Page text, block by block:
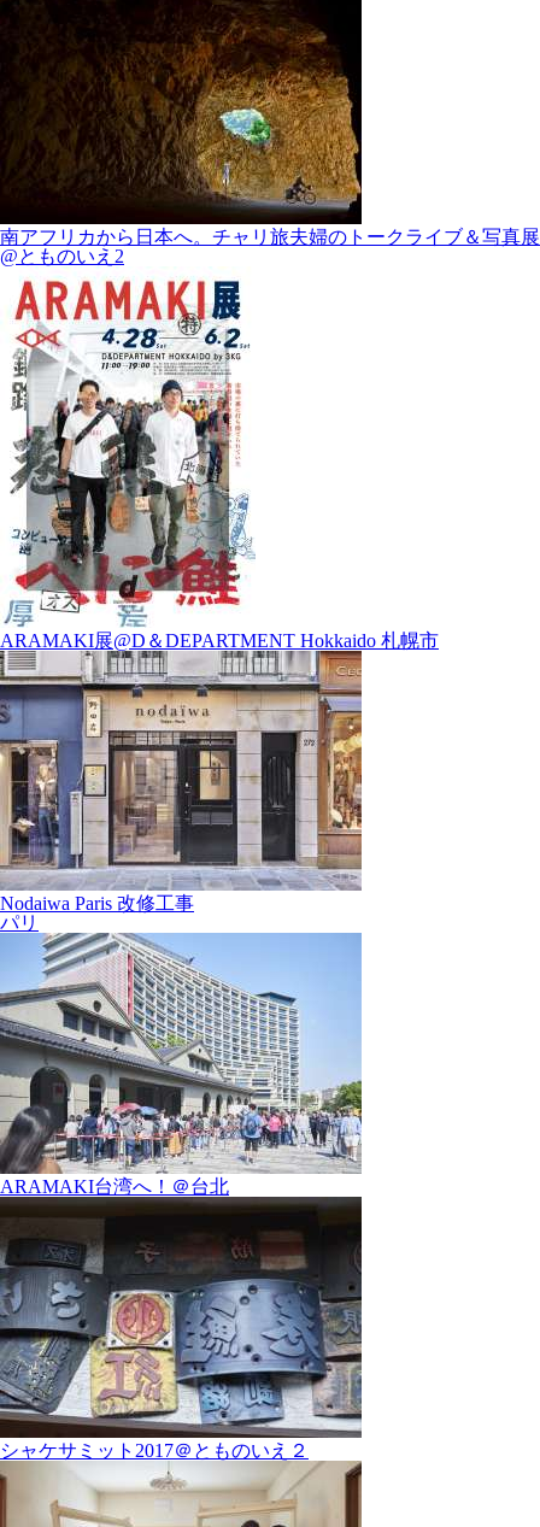
南アフリカから日本へ。チャリ旅夫婦のトークライブ＆写真展
@とものいえ2
ARAMAKI展@D＆DEPARTMENT Hokkaido 札幌市
Nodaiwa Paris 改修工事
パリ
ARAMAKI台湾へ！＠台北
シャケサミット2017＠とものいえ２